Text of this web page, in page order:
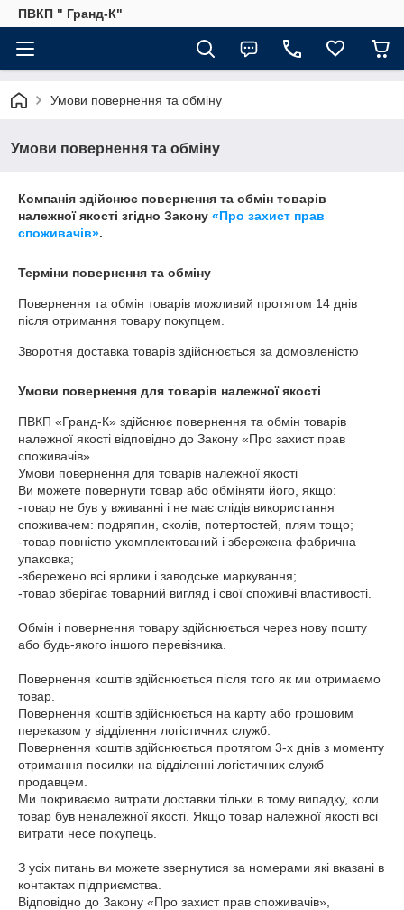
ПВКП " Гранд-К"
Умови повернення та обміну
Умови повернення та обміну
Компанія здійснює повернення та обмін товарів
належної якості згідно Закону «Про захист прав
споживачів».
Терміни повернення та обміну
Повернення та обмін товарів можливий протягом 14 днів
після отримання товару покупцем.
Зворотня доставка товарів здійснюється за домовленістю
Умови повернення для товарів належної якості
ПВКП «Гранд-К» здійснює повернення та обмін товарів
належної якості відповідно до Закону «Про захист прав
споживачів».
Умови повернення для товарів належної якості
Ви можете повернути товар або обміняти його, якщо:
-товар не був у вживанні і не має слідів використання
споживачем: подряпин, сколів, потертостей, плям тощо;
-товар повністю укомплектований і збережена фабрична
упаковка;
-збережено всі ярлики і заводське маркування;
-товар зберігає товарний вигляд і свої споживчі властивості.
Обмін і повернення товару здійснюється через нову пошту
або будь-якого іншого перевізника.
Повернення коштів здійснюється після того як ми отримаємо
товар.
Повернення коштів здійснюється на карту або грошовим
переказом у відділення логістичних служб.
Повернення коштів здійснюється протягом 3-х днів з моменту
отримання посилки на відділенні логістичних служб
продавцем.
Ми покриваємо витрати доставки тільки в тому випадку, коли
товар був неналежної якості. Якщо товар належної якості всі
витрати несе покупець.
З усіх питань ви можете звернутися за номерами які вказані в
контактах підприємства.
Відповідно до Закону «Про захист прав споживачів»,